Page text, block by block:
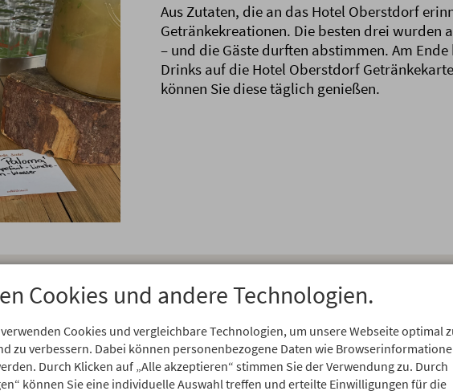
Aus Zutaten, die an das Hotel Oberstdorf
Getränkekreationen. Die besten drei wurden
– und die Gäste durften abstimmen. Am Ende
Drinks auf die Hotel Oberstdorf
können Sie diese täglich genießen.
Rezepte der Sieger-Drinks
verraten wir Ihnen die Rezepte unserer Sieger-Drinks des
Cookies und andere Technologien.
Cookies und vergleichbare Technologien, um unsere Webseite optimal
zu verbessern. Dabei können personenbezogene Daten wie
Durch Klicken auf „Alle akzeptieren“ stimmen Sie der Verwendung zu. Durch
können Sie eine individuelle Auswahl treffen und erteilte Einwilligungen für die